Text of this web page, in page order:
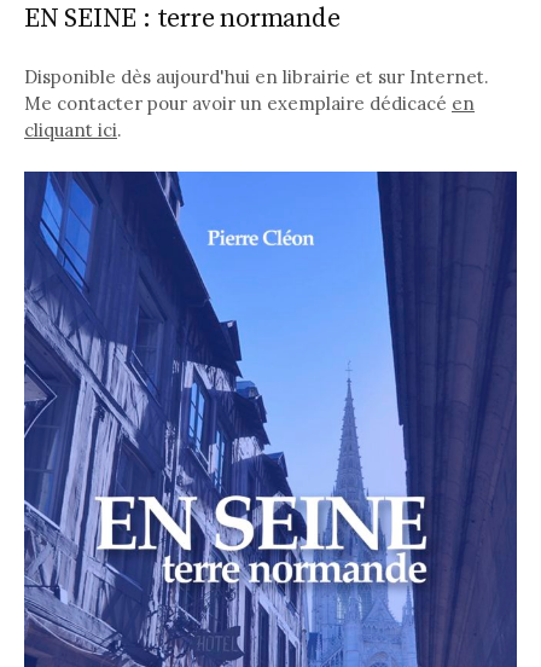
EN SEINE : terre normande
Disponible dès aujourd'hui en librairie et sur Internet.
Me contacter pour avoir un exemplaire dédicacé en
cliquant ici.